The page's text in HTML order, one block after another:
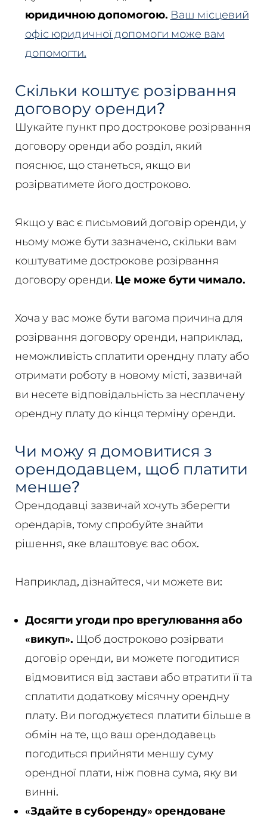
юридичною допомогою. Ваш місцевий
офіс юридичної допомоги може вам
допомогти.
Скільки коштує розірвання
договору оренди?
Шукайте пункт про дострокове розірвання
договору оренди або розділ, який
пояснює, що станеться, якщо ви
розірватимете його достроково.
Якщо у вас є письмовий договір оренди, у
ньому може бути зазначено, скільки вам
коштуватиме дострокове розірвання
договору оренди. Це може бути чимало.
Хоча у вас може бути вагома причина для
розірвання договору оренди, наприклад,
неможливість сплатити орендну плату або
отримати роботу в новому місті, зазвичай
ви несете відповідальність за несплачену
орендну плату до кінця терміну оренди.
Чи можу я домовитися з
орендодавцем, щоб платити
менше?
Орендодавці зазвичай хочуть зберегти
орендарів, тому спробуйте знайти
рішення, яке влаштовує вас обох.
Наприклад, дізнайтеся, чи можете ви:
Досягти угоди про врегулювання або
«викуп». Щоб достроково розірвати
договір оренди, ви можете погодитися
відмовитися від застави або втратити її та
сплатити додаткову місячну орендну
плату. Ви погоджуєтеся платити більше в
обмін на те, що ваш орендодавець
погодиться прийняти меншу суму
орендної плати, ніж повна сума, яку ви
винні.
«Здайте в суборенду» орендоване